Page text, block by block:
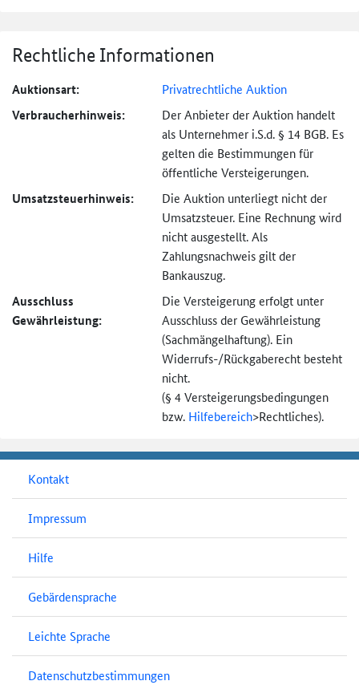
Rechtliche Informationen
Auktionsart: Privatrechtliche Auktion
Verbraucher­hinweis:
Der Anbieter der Auktion handelt
als Unternehmer i.S.d. § 14 BGB. Es
gelten die Bestimmungen für
öffentliche Versteigerungen.
Umsatzsteuer­hinweis:
Die Auktion unterliegt nicht der
Umsatzsteuer. Eine Rechnung wird
nicht ausgestellt. Als
Zahlungsnachweis gilt der
Bankauszug.
Ausschluss
Gewährleistung:
Die Versteigerung erfolgt unter
Ausschluss der Gewährleistung
(Sachmängel­haftung). Ein
Widerrufs-/Rückgaberecht besteht
nicht.
(§ 4 Versteigerungs­bedingungen
bzw. Hilfebereich>Rechtliches).
Kontakt
Impressum
Hilfe
Gebärdensprache
Leichte Sprache
Datenschutzbestimmungen